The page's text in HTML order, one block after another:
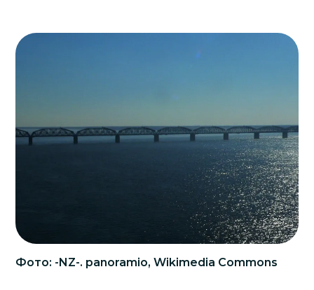
Фото: -NZ-. panoramio, Wikimedia Commons